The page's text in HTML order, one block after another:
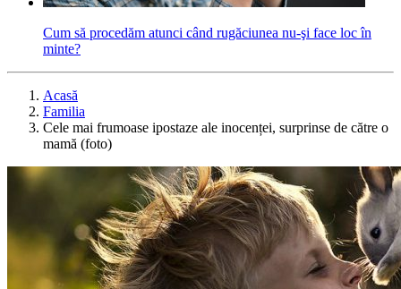
Cum să procedăm atunci când rugăciunea nu-şi face loc în
minte?
Acasă
Familia
Cele mai frumoase ipostaze ale inocenței, surprinse de către o
mamă (foto)